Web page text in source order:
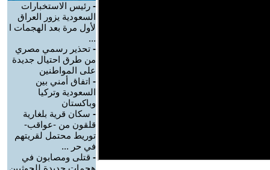
- رئيس الاستخبارات
السعودية يزور العراق
لأول مرة بعد الهجمات ا
...
- تحذير رسمي مصري
من طرق احتيال جديدة
على المواطنين
- اتفاق أمني بين
السعودية وتركيا
وباكستان
- سكان قرية بلغارية
قلقون من -عواقب-
توريط محتمل لقريتهم
في حر ...
- قتلى ومصابون في
هجمات جديدة للحوثيين